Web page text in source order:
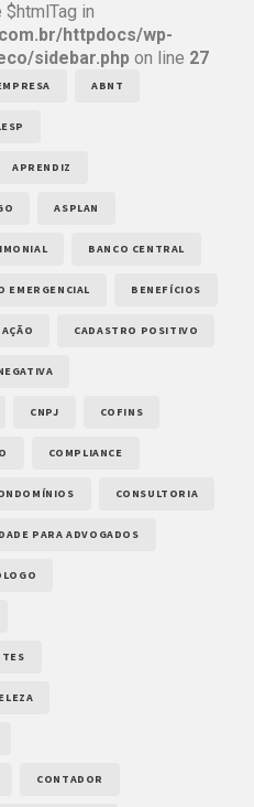
$htmlTag in
httpdocs/wp-
sidebar.php on line 27
ABNT
APRENDIZ
ASPLAN
BANCO CENTRAL
EMERGENCIAL BENEFÍCIOS
CADASTRO POSITIVO
CNPJ COFINS
COMPLIANCE
CONSULTORIA
PARA ADVOGADOS
CONTADOR